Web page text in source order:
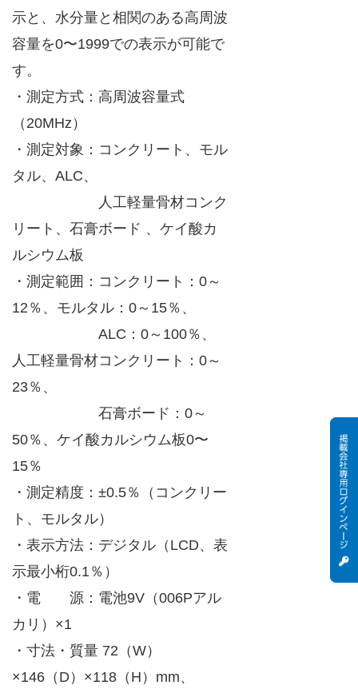
示と、水分量と相関のある高周波
容量を0〜1999での表示が可能で
す。
・測定方式：高周波容量式
（20MHz）
・測定対象：コンクリート、モル
タル、ALC、
人工軽量骨材コンク
リート、石膏ボード 、ケイ酸カ
ルシウム板
・測定範囲：コンクリート：0～
12％、モルタル：0～15％、
ALC：0～100％、
人工軽量骨材コンクリート：0～
23％、
石膏ボード：0～
50％、ケイ酸カルシウム板0〜
15％
・測定精度：±0.5％（コンクリー
ト、モルタル）
・表示方法：デジタル（LCD、表
示最小桁0.1％）
・電 源：電池9V（006Pアル
カリ）×1
・寸法・質量 72（W）
×146（D）×118（H）mm、